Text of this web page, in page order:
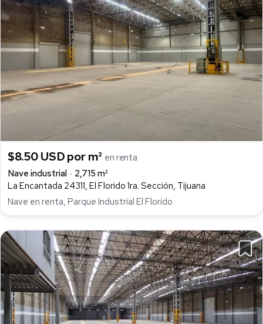
$8.50 USD por m² en renta
Nave industrial
2,715 m²
La Encantada 24311, El Florido 1ra. Sección, Tijuana
Nave en renta, Parque Industrial El Florido